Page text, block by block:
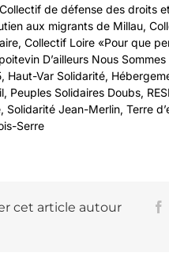
de défense des droits
aux migrants de Millau,
Collectif Loire «Pour que
D’ailleurs Nous
Haut-Var Solidarité,
Peuples Solidaires Doubs,
Solidarité Jean-Merlin, Terre
Serre
cet article autour